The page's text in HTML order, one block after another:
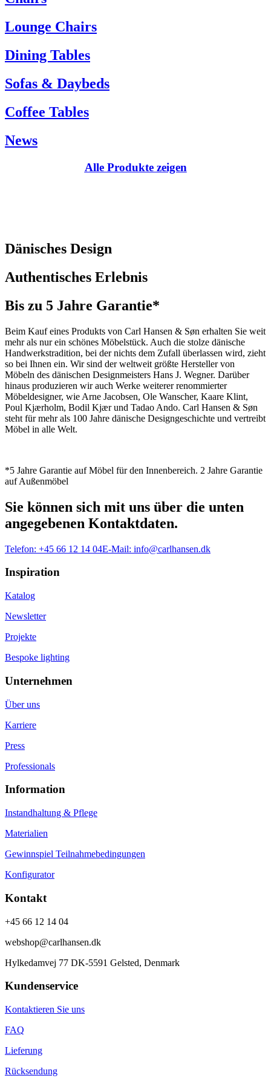
Kundenservice:
Tel.: +45 66 12 14 04
info@carlhansen.dk
Lounge Chairs
Dining Tables
Sofas & Daybeds
Coffee Tables
News
Alle Produkte zeigen
Dänisches Design
Authentisches Erlebnis
Bis zu 5 Jahre Garantie*
Beim Kauf eines Produkts von Carl Hansen & Søn erhalten Sie weit
mehr als nur ein schönes Möbelstück. Auch die stolze dänische
Handwerkstradition, bei der nichts dem Zufall überlassen wird, zieht
so bei Ihnen ein. Wir sind der weltweit größte Hersteller von
Möbeln des dänischen Designmeisters Hans J. Wegner. Darüber
hinaus produzieren wir auch Werke weiterer renommierter
Möbeldesigner, wie Arne Jacobsen, Ole Wanscher, Kaare Klint,
Poul Kjærholm, Bodil Kjær und Tadao Ando. Carl Hansen & Søn
steht für mehr als 100 Jahre dänische Designgeschichte und vertreibt
Möbel in alle Welt.
*5 Jahre Garantie auf Möbel für den Innenbereich. 2 Jahre Garantie
auf Außenmöbel
Sie können sich mit uns über die unten
angegebenen Kontaktdaten.
Telefon: +45 66 12 14 04E-Mail: info@carlhansen.dk
Inspiration
Katalog
Newsletter
Projekte
Bespoke lighting
Unternehmen
Über uns
Karriere
Press
Professionals
Information
Instandhaltung & Pflege
Materialien
Gewinnspiel Teilnahmebedingungen
Konfigurator
Kontakt
+45 66 12 14 04
webshop@carlhansen.dk
Hylkedamvej 77 DK-5591 Gelsted, Denmark
Kundenservice
Kontaktieren Sie uns
FAQ
Lieferung
Rücksendung